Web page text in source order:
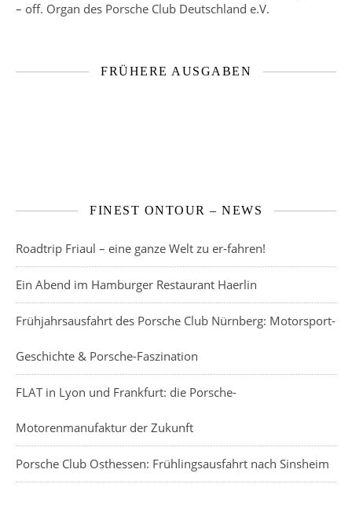
– off. Organ des Porsche Club Deutschland e.V.
FRÜHERE AUSGABEN
FINEST ONTOUR – NEWS
Roadtrip Friaul – eine ganze Welt zu er-fahren!
Ein Abend im Hamburger Restaurant Haerlin
Frühjahrsausfahrt des Porsche Club Nürnberg: Motorsport-
Geschichte & Porsche-Faszination
FLAT in Lyon und Frankfurt: die Porsche-
Motorenmanufaktur der Zukunft
Porsche Club Osthessen: Frühlingsausfahrt nach Sinsheim